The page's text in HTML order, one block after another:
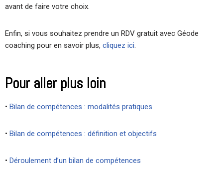
avant de faire votre choix.
Enfin, si vous souhaitez prendre un RDV gratuit avec Géode
coaching pour en savoir plus, cliquez ici.
Pour aller plus loin
• Bilan de compétences : modalités pratiques
• Bilan de compétences : définition et objectifs
• Déroulement d’un bilan de compétences